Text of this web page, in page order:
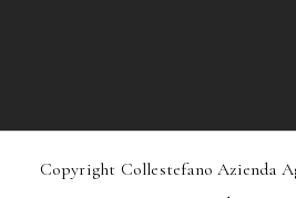
Copyright Collestefano Azienda